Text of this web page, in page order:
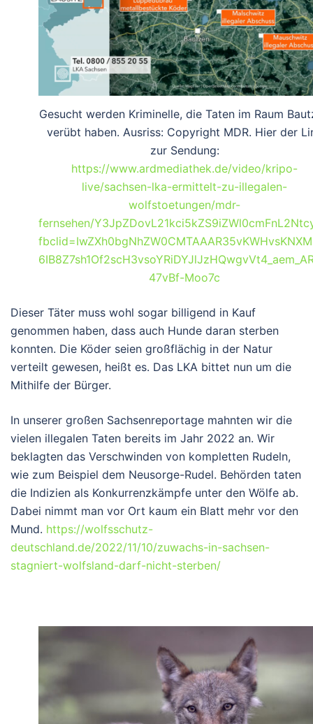
Gesucht werden Kriminelle, die Taten im Raum
verübt haben. Ausriss: Copyright MDR. Hier der
zur Sendung:
https://www.ardmediathek.de/video/kripo-
live/sachsen-lka-ermittelt-zu-illegalen-
wolfstoetungen/mdr-
fernsehen/
47vBf-Moo7c
Dieser Täter muss wohl sogar billigend in Kauf
genommen haben, dass auch Hunde daran sterben
konnten. Die Köder seien großflächig in der Natur
verteilt gewesen, heißt es. Das LKA bittet nun um die
Mithilfe der Bürger.
In unserer großen Sachsenreportage mahnten wir die
vielen illegalen Taten bereits im Jahr 2022 an. Wir
beklagten das Verschwinden von kompletten Rudeln,
wie zum Beispiel dem Neusorge-Rudel. Behörden taten
die Indizien als Konkurrenzkämpfe unter den Wölfe ab.
Dabei nimmt man vor Ort kaum ein Blatt mehr vor den
Mund. https://wolfsschutz-
deutschland.de/2022/11/10/zuwachs-in-sachsen-
stagniert-wolfsland-darf-nicht-sterben/